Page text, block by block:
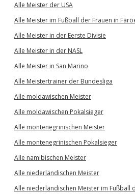
Alle Meister der USA
Alle Meister im Fußball der Frauen in
Alle Meister in der Eerste Divisie
Alle Meister in der NASL
Alle Meister in San Marino
Alle Meistertrainer der Bundesliga
Alle moldawischen Meister
Alle moldawischen Pokalsieger
Alle montenegrinischen Meister
Alle montenegrinischen Pokalsieger
Alle namibischen Meister
Alle niederländischen Meister
Alle niederländischen Meister im Fußball